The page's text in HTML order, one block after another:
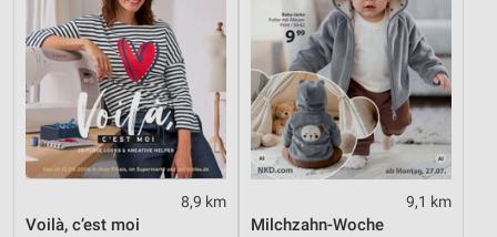
8,9 km
Voilà, c’est moi
9,1 km
Milchzahn-Woche